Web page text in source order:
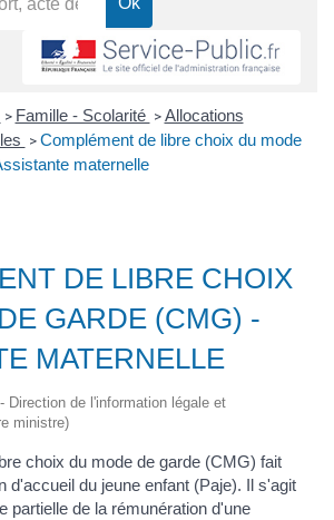
> Famille - Scolarité > Allocations
> Complément de libre choix du mode
maternelle
DE LIBRE CHOIX
GARDE (CMG) -
MATERNELLE
Direction de l'information légale et
ministre)
choix du mode de garde (CMG) fait
d'accueil du jeune enfant (Paje). Il s'agit
partielle de la rémunération d'une